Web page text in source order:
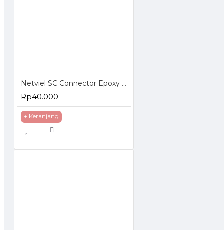
Netviel SC Connector Epoxy Simplex
Rp40.000
+ Keranjang